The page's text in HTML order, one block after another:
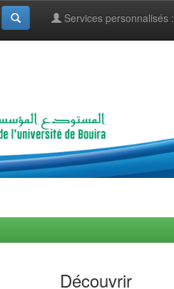
Services personnalisés :
Découvrir